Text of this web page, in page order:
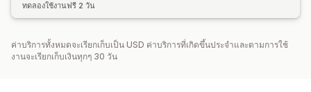
ทดลองใช้งานฟรี 2 วัน
ค่าบริการทั้งหมดจะเรียกเก็บเป็น USD ค่าบริการที่เกิดขึ้นประจำและตามการใช้
งานจะเรียกเก็บเงินทุกๆ 30 วัน